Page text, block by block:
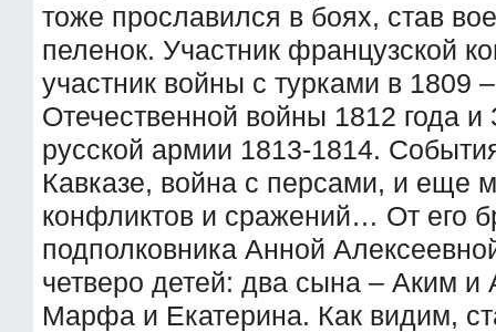
тоже прославился в боях, став
пеленок. Участник французской
участник войны с турками в 1809
Отечественной войны 1812 года и
русской армии 1813-1814.
Кавказе, война с персами, и еще
конфликтов и сражений… От его
подполковника Анной
четверо детей: два сына – Аким и
Марфа и Екатерина. Как видим,